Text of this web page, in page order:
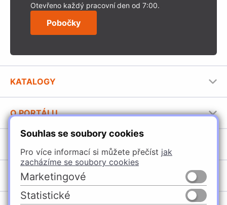
Souhlas se soubory cookies
Pro více informací si můžete přečíst jak
zacházíme se soubory cookies
Marketingové
Statistické
Otevřeno každý pracovní den od 7:00.
Pobočky
KATALOGY
Stavební katalog Häfele
Brožury Häfele
O PORTÁLU
Provozovatel portálu
Jak používat portál
Úchytky
Nábytkové kování
Vybavení kuchyní
POBOČKY
Domašín